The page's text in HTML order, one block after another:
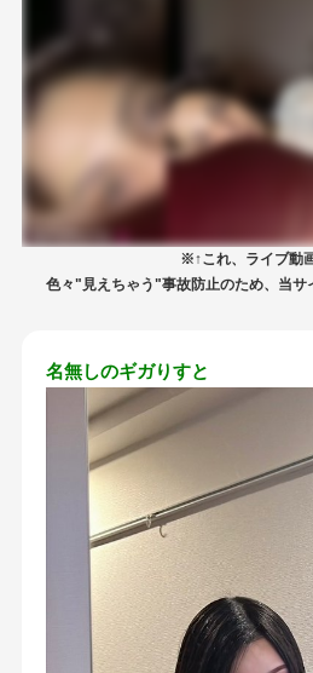
※↑これ、ライブ動
色々"見えちゃう"事故防止のため、当サ
名無しのギガりすと